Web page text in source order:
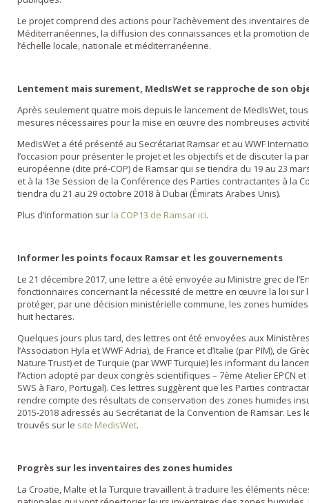
Le projet comprend des actions pour l’achèvement des inventaires
Méditerranéennes, la diffusion des connaissances et la promotion
l’échelle locale, nationale et méditerranéenne.
Lentement mais surement, MedIsWet se rapproche de son
Après seulement quatre mois depuis le lancement de MedIsWet,
mesures nécessaires pour la mise en œuvre des nombreuses
MedIsWet a été présenté au Secrétariat Ramsar et au WWF
l’occasion pour présenter le projet et les objectifs et de discuter la
européenne (dite pré-COP) de Ramsar qui se tiendra du 19 au 23
et à la 13e Session de la Conférence des Parties contractantes à la
tiendra du 21 au 29 octobre 2018 à Dubaï (Émirats Arabes Unis).
Plus d’information sur la COP13 de Ramsar ici.
Informer les points focaux Ramsar et les gouvernements
Le 21 décembre 2017, une lettre a été envoyée au Ministre grec de
fonctionnaires concernant la nécessité de mettre en œuvre la loi sur
protéger, par une décision ministérielle commune, les zones
huit hectares.
Quelques jours plus tard, des lettres ont été envoyées aux
l’Association Hyla et WWF Adria), de France et d’Italie (par PIM), de
Nature Trust) et de Turquie (par WWF Turquie) les informant du
l’Action adopté par deux congrès scientifiques – 7ème Atelier EPCN
SWS à Faro, Portugal). Ces lettres suggèrent que les Parties
rendre compte des résultats de conservation des zones humides
2015-2018 adressés au Secrétariat de la Convention de Ramsar. Les
trouvés sur le site MedisWet.
Progrès sur les inventaires des zones humides
La Croatie, Malte et la Turquie travaillent à traduire les éléments